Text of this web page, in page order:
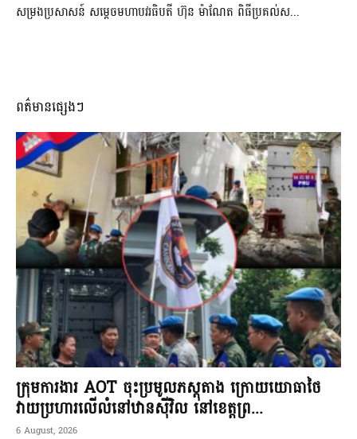
សម្រងប្រសាសន៍ សម្ដេចមហាបវរធិបតី ហ៊ុន ម៉ាណែត ពិធីប្រគល់ស...
ពត៌មានផ្សេងៗ
ក្រុមការងារ AOT ចុះប្រមូលភស្តុតាង ក្រោយយោធាថៃ
វាយប្រហារលើលំនៅឋានស៊ីវិល នៅខេត្តព្រ...
6 August, 2026